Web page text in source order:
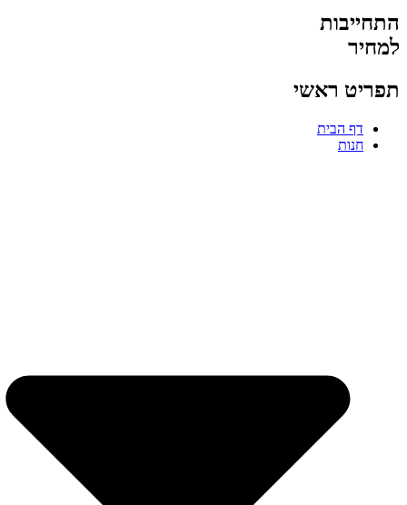
התחייבות
למחיר
תפריט ראשי
דף הבית
חנות